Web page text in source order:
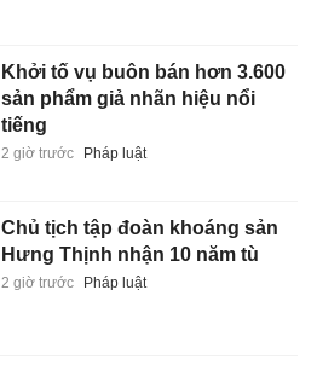
Khởi tố vụ buôn bán hơn 3.600
sản phẩm giả nhãn hiệu nổi
tiếng
2 giờ trước Pháp luật
Chủ tịch tập đoàn khoáng sản
Hưng Thịnh nhận 10 năm tù
2 giờ trước Pháp luật